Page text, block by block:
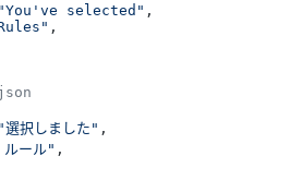
"You've selected" ,
,
"選択しました" ,
ール" ,